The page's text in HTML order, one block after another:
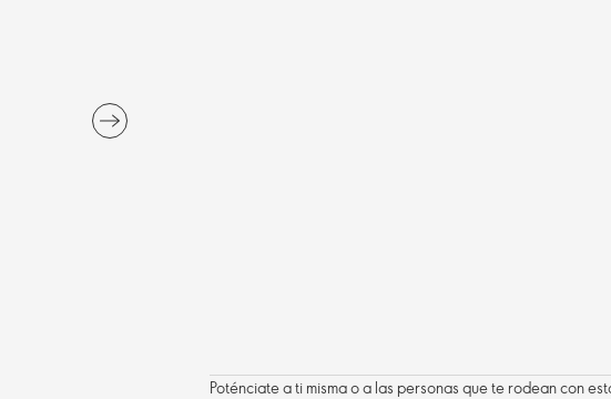
Poténciate a ti misma o a las personas que te rodean con